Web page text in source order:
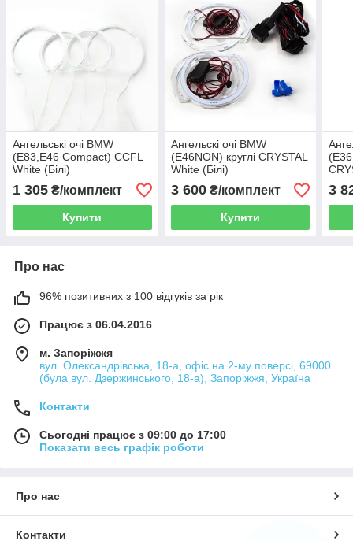
Ангельські очі BMW
(E83,E46 Compact) CCFL
White (Білі)
1 305 ₴/комплект
Купити
Ангельскі очі BMW
(E46NON) круглі CRYSTAL
White (Білі)
3 600₴/комплект
Купити
3
Про нас
96% позитивних з 100 відгуків за рік
Працює з 06.04.2016
м. Запоріжжя
вул. Олександрівська, 18-а, офіс на 2-му поверсі, 69000
(була вул. Дзержинського, 18-а), Запоріжжя, Україна
Контакти
Сьогодні працює з 09:00 до 17:00
Показати весь графік роботи
Про нас
Контакти